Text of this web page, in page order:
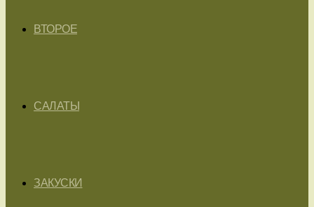
ВТОРОЕ
САЛАТЫ
ЗАКУСКИ